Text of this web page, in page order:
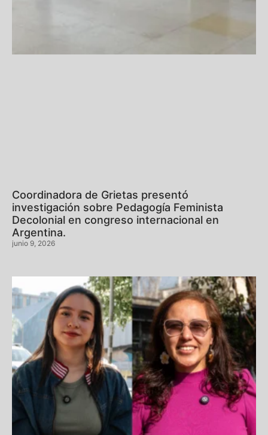
Coordinadora de Grietas presentó
investigación sobre Pedagogía Feminista
Decolonial en congreso internacional en
Argentina.
junio 9, 2026